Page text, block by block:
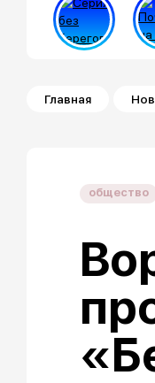
Строка
Главная
общество